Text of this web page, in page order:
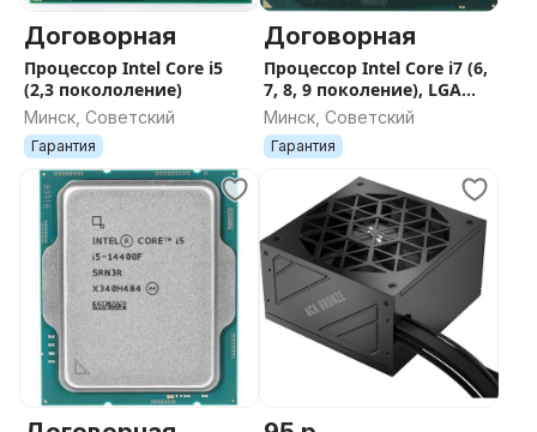
Договорная
Процессор Intel Core i5
(2,3 покололение)
Минск, Советский
Гарантия
Договорная
Процессор Intel Core i7 (6,
7, 8, 9 поколение), LGA
1151
Минск, Советский
Гарантия